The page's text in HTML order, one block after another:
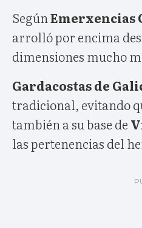
Según Emerxencias
arrolló por encima
dimensiones mucho
Gardacostas de
tradicional, evitando
también a su base de
las pertenencias del